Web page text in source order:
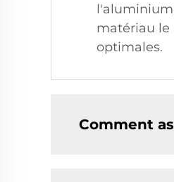
matériau le
optimales.
Comment